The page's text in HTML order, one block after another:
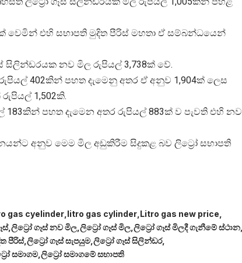
වෙමින් එහි සභාපති මුදිත පීරිස් මහතා ඒ සම්බන්ධයෙන්
සිලින්ඩරයක නව මිල රුපියල් 3,738ක් වේ.
402කින් පහත දැමෙනු අතර ඒ අනුව 1,904ක් ලෙස
1,502කි.
183කින් පහත දැමෙන අතර රුපියල් 883ක් ව පැවති එහි නව
අනුව මෙම මිල අඩුකිරීම සිදුකළ බව ලිට්‍රෝ සභාපති
gas cyelinder litro gas cylinder Litro gas new price
ලිට්‍රෝ ගෑස් නව මිල ලිට්‍රෝ ගෑස් මිල ලිට්‍රෝ ගෑස් මිලදී ගැනීමේ ස්ථාන
පීරිස් ලිට්‍රෝ ගෑස් සැපයුම ලිට්‍රෝ ගෑස් සිලින්ඩර
සමාගම ලිට්‍රෝ සමාගමේ සභාපති